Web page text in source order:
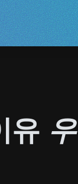
유 우